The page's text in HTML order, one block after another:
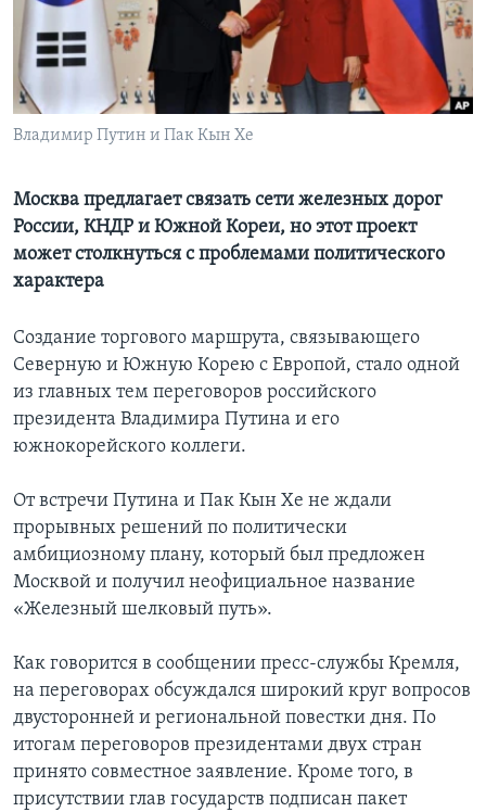
Learning English
СОЦИАЛЬНЫЕ СЕТИ
Языки
Владимир Путин и Пак Кын Хе
Москва предлагает связать сети железных дорог
России, КНДР и Южной Кореи, но этот проект
может столкнуться с проблемами политического
характера
Создание торгового маршрута, связывающего
Северную и Южную Корею с Европой, стало одной
из главных тем переговоров российского
президента Владимира Путина и его
южнокорейского коллеги.
От встречи Путина и Пак Кын Хе не ждали
прорывных решений по политически
амбициозному плану, который был предложен
Москвой и получил неофициальное название
«Железный шелковый путь».
Как говорится в сообщении пресс-службы Кремля,
на переговорах обсуждался широкий круг вопросов
двусторонней и региональной повестки дня. По
итогам переговоров президентами двух стран
принято совместное заявление. Кроме того, в
присутствии глав государств подписан пакет